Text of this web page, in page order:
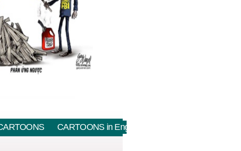
CARTOONS in English